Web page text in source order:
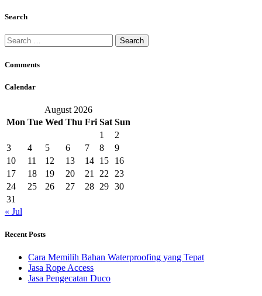
Search
Search
for:
Comments
Calendar
August 2026
Mon Tue Wed Thu Fri Sat Sun
1
2
3
4 5 6 7 8
9
10
11 12 13 14 15
16
17
18 19 20 21 22
23
24
25 26 27 28 29 30
31
« Jul
Recent Posts
Cara Memilih Bahan Waterproofing yang Tepat
Jasa Rope Access
Jasa Pengecatan Duco